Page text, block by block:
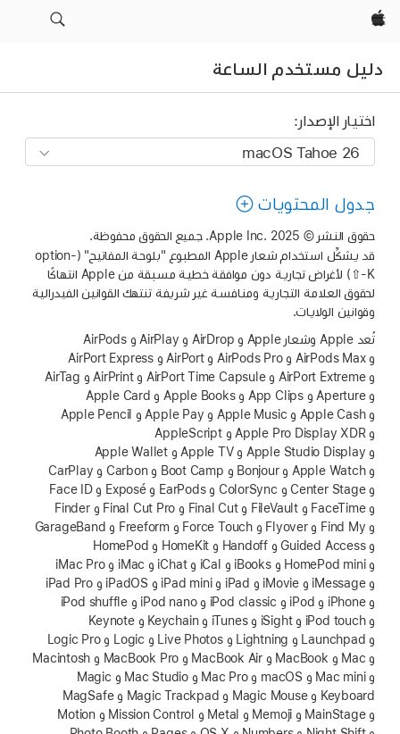
Apple‏
دليل مستخدم الساعة
اختيار الإصدار:
جدول المحتويات
حقوق النشر © 2025 Apple Inc.‎. جميع الحقوق محفوظة.
قد يشكِّل استخدام شعار Apple المطبوع "بلوحة المفاتيح" (option-
⇧-K) لأغراض تجارية دون موافقة خطية مسبقة من Apple انتهاكًا
لحقوق العلامة التجارية ومنافسة غير شريفة تنتهك القوانين الفيدرالية
وقوانين الولايات.
تُعد Apple وشعار Apple و AirDrop و AirPlay و AirPods
و AirPods Max و AirPods Pro و AirPort و AirPort Express
و AirPort Extreme و AirPort Time Capsule و AirPrint و AirTag
و Aperture و App Clips و Apple Books و Apple Card
و Apple Cash و Apple Music و Apple Pay و Apple Pencil
و Apple Pro Display XDR و AppleScript
و Apple Studio Display و Apple TV و Apple Wallet
و Apple Watch و Bonjour و Boot Camp و Carbon و CarPlay
و Center Stage و ColorSync و EarPods و Exposé و Face ID
و FaceTime و FileVault و Final Cut و Final Cut Pro و Finder
و Find My و Flyover و Force Touch و Freeform و GarageBand
و Guided Access و Handoff و HomeKit و HomePod
و HomePod mini و iBooks و iCal و iChat و iMac و iMac Pro
و iMessage و iMovie و iPad و iPad mini و iPadOS و iPad Pro
و iPhone و iPod و iPod classic و iPod nano و iPod shuffle
و iPod touch و iSight و iTunes و Keychain و Keynote
و Launchpad و Lightning و Live Photos و Logic و Logic Pro
و Mac و MacBook و MacBook Air و MacBook Pro و Macintosh
و Mac mini و macOS و Mac Pro و Mac Studio و Magic
Keyboard و Magic Mouse و Magic Trackpad و MagSafe
و MainStage و Memoji و Metal و Mission Control و Motion